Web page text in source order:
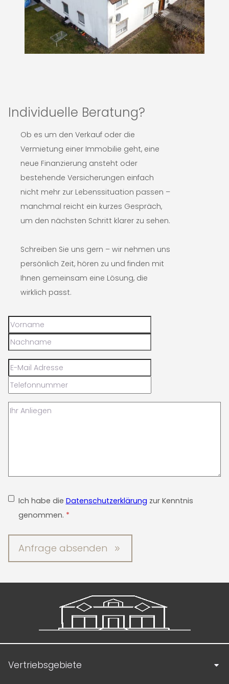
Individuelle Beratung?
Ob es um den Verkauf oder die
Vermietung einer Immobilie geht, eine
neue Finanzierung ansteht oder
bestehende Versicherungen einfach
nicht mehr zur Lebenssituation passen –
manchmal reicht ein kurzes Gespräch,
um den nächsten Schritt klarer zu sehen.
Schreiben Sie uns gern – wir nehmen uns
persönlich Zeit, hören zu und finden mit
Ihnen gemeinsam eine Lösung, die
wirklich passt.
Formular überspringen
Ich habe die Datenschutzerklärung zur Kenntnis
genommen. *
Anfrage absenden
Vertriebsgebiete